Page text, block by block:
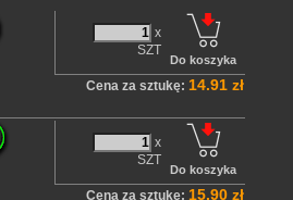
x
SZT
Cena za sztukę: 14.91 zł
x
SZT
Cena za sztukę: 15.90 zł